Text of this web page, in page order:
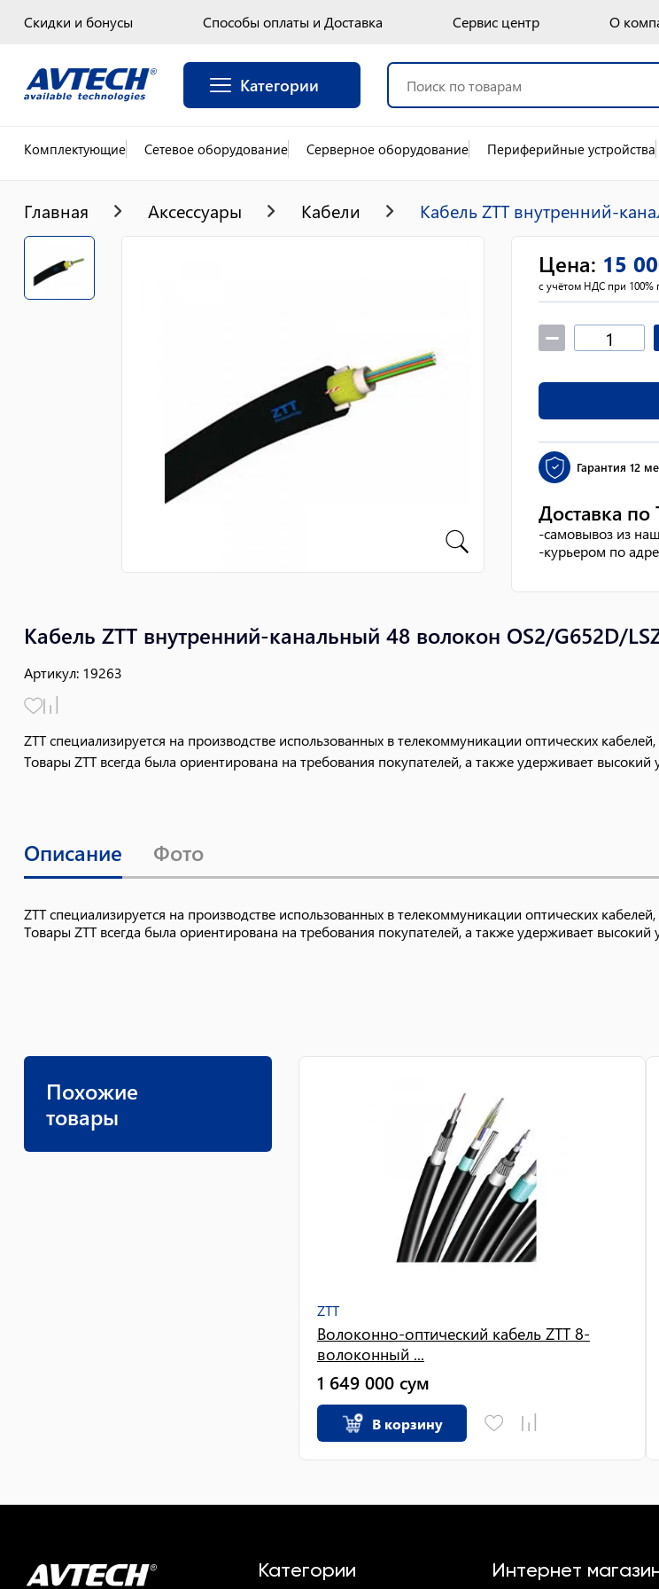
Скидки и бонусы Способы оплаты и Доставка Сервис центр О
Категории
Комплектующие Сетевое оборудование Серверное оборудование Периферийные устройства
Главная Аксессуары Кабели Кабель ZTT внутренний-
Кабель ZTT внутренний-канальный 48 волокон OS2/G652D/
Артикул: 19263
ZTT специализируется на производстве использованных в телекоммуникации оптических
Товары ZTT всегда была ориентирована на требования покупателей, а также удерживает высокий
Цена: 15
с учётом НДС при 100%
Гарантия 12
Доставка по
-самовывоз из
-курьером по
Описание Фото
ZTT специализируется на производстве использованных в телекоммуникации оптических
Товары ZTT всегда была ориентирована на требования покупателей, а также удерживает высокий
Похожие
товары
ZTT
Волоконно-оптический кабель ZTT 8-
волоконный ...
1 649 000 сум
В корзину
Категории Интернет